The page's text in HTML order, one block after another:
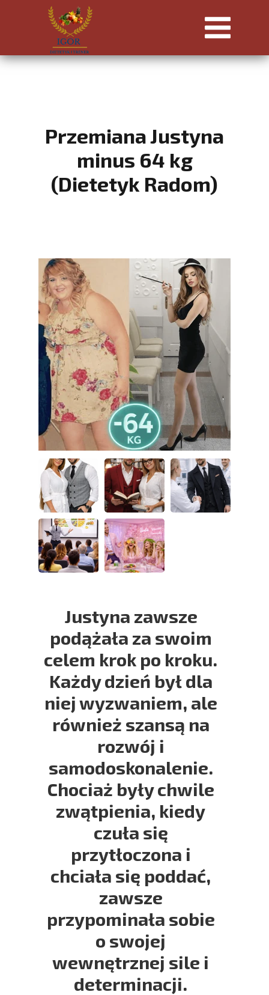
Justyna zawsze
podążała za swoim
celem krok po kroku.
Każdy dzień był dla
niej wyzwaniem, ale
również szansą na
rozwój i
samodoskonalenie.
Chociaż były chwile
zwątpienia, kiedy
czuła się
przytłoczona i
chciała się poddać,
zawsze
przypominała sobie
o swojej
wewnętrznej sile i
determinacji.
Przemiana Justyna
minus 64 kg
(Dietetyk Radom)